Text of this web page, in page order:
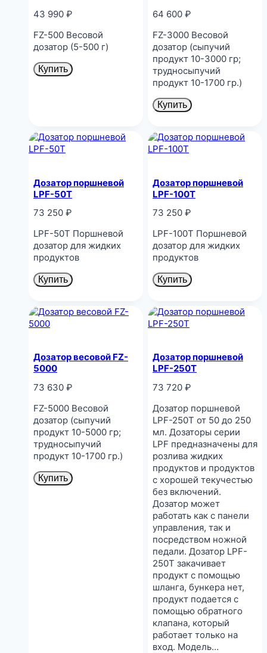
43 990 ₽
FZ-500 Весовой
дозатор (5-500 г)
Купить
64 600 ₽
FZ-3000 Весовой
дозатор (сыпучий
продукт 10-3000 гр;
трудносыпучий
продукт 10-1700 гр.)
Купить
Дозатор поршневой
LPF-50T
73 250 ₽
LPF-50T Поршневой
дозатор для жидких
продуктов
Купить
Дозатор поршневой
LPF-100T
73 250 ₽
LPF-100T Поршневой
дозатор для жидких
продуктов
Купить
Дозатор весовой FZ-
5000
73 630 ₽
FZ-5000 Весовой
дозатор (сыпучий
продукт 10-5000 гр;
трудносыпучий
продукт 10-1700 гр.)
Купить
Дозатор поршневой
LPF-250T
73 720 ₽
Дозатор поршневой
LPF-250T от 50 до 250
мл. Дозаторы серии
LPF предназначены для
розлива жидких
продуктов и продуктов
с хорошей текучестью
без включений.
Дозатор может
работать как с панели
управления, так и
посредством ножной
педали. Дозатор LPF-
250Т закачивает
продукт с помощью
шланга, бункера нет,
продукт подается с
помощью обратного
клапана, который
работает только на
вход. Модель…